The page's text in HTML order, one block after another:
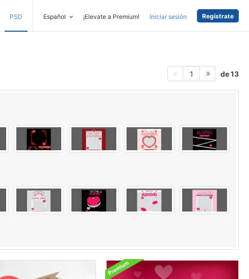
PSD Español ¡Elevate a Premium! Iniciar sesión Regístrate
1 de 13